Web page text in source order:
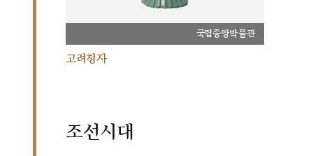
국립중앙박물관
고려청자
조선시대